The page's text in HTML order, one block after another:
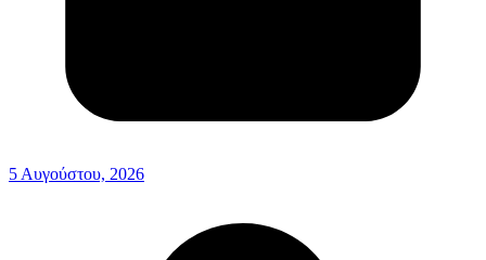
5 Αυγούστου, 2026